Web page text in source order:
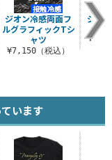
ジオン冷感両面フ
ルグラフィックTシ
ャツ
¥7,150（税込）
ジオ
います